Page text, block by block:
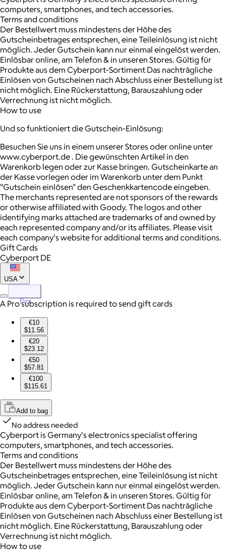
computers, smartphones, and tech accessories.
Terms and conditions
Der Bestellwert muss mindestens der Höhe des
Gutscheinbetrages entsprechen, eine Teileinlösung ist nicht
möglich. Jeder Gutschein kann nur einmal eingelöst werden.
Einlösbar online, am Telefon & in unseren Stores. Gültig für
Produkte aus dem Cyberport-Sortiment Das nachträgliche
Einlösen von Gutscheinen nach Abschluss einer Bestellung ist
nicht möglich. Eine Rückerstattung, Barauszahlung oder
Verrechnung ist nicht möglich.
How to use
Und so funktioniert die Gutschein-Einlösung:
Besuchen Sie uns in einem unserer Stores oder online unter
www.cyberport.de . Die gewünschten Artikel in den
Warenkorb legen oder zur Kasse bringen. Gutscheinkarte an
der Kasse vorlegen oder im Warenkorb unter dem Punkt
"Gutschein einlösen" den Geschenkkartencode eingeben.
The merchants represented are not sponsors of the rewards
or otherwise affiliated with Goody. The logos and other
identifying marks attached are trademarks of and owned by
each represented company and/or its affiliates. Please visit
each company's website for additional terms and conditions.
Gift Cards
Cyberport DE
USA
Pro
A Pro subscription is required to send gift cards
€10
$11.56
€20
$23.12
€50
$57.81
€100
$115.61
Add to bag
No address needed
Cyberport is Germany's electronics specialist offering
computers, smartphones, and tech accessories.
Terms and conditions
Der Bestellwert muss mindestens der Höhe des
Gutscheinbetrages entsprechen, eine Teileinlösung ist nicht
möglich. Jeder Gutschein kann nur einmal eingelöst werden.
Einlösbar online, am Telefon & in unseren Stores. Gültig für
Produkte aus dem Cyberport-Sortiment Das nachträgliche
Einlösen von Gutscheinen nach Abschluss einer Bestellung ist
nicht möglich. Eine Rückerstattung, Barauszahlung oder
Verrechnung ist nicht möglich.
How to use